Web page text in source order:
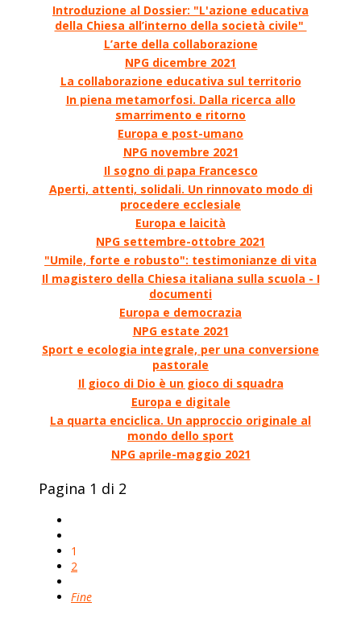
Introduzione al Dossier: "L'azione educativa
della Chiesa all’interno della società civile"
L’arte della collaborazione
NPG dicembre 2021
La collaborazione educativa sul territorio
In piena metamorfosi. Dalla ricerca allo
smarrimento e ritorno
Europa e post-umano
NPG novembre 2021
Il sogno di papa Francesco
Aperti, attenti, solidali. Un rinnovato modo di
procedere ecclesiale
Europa e laicità
NPG settembre-ottobre 2021
"Umile, forte e robusto": testimonianze di vita
Il magistero della Chiesa italiana sulla scuola - I
documenti
Europa e democrazia
NPG estate 2021
Sport e ecologia integrale, per una conversione
pastorale
Il gioco di Dio è un gioco di squadra
Europa e digitale
La quarta enciclica. Un approccio originale al
mondo dello sport
NPG aprile-maggio 2021
Pagina 1 di 2
1
2
Fine